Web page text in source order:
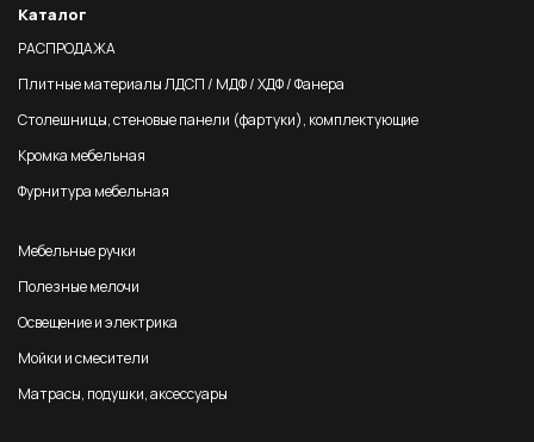
Каталог
РАСПРОДАЖА
Плитные материалы ЛДСП / МДФ / ХДФ / Фанера
Столешницы, стеновые панели (фартуки), комплектующие
Кромка мебельная
Фурнитура мебельная
Мебельные ручки
Полезные мелочи
Освещение и электрика
Мойки и смесители
Матрасы, подушки, аксессуары